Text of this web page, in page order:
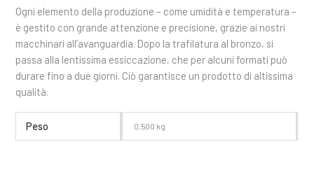
Ogni elemento della produzione – come umidità e temperatura –
è gestito con grande attenzione e precisione, grazie ai nostri
macchinari all’avanguardia. Dopo la trafilatura al bronzo, si
passa alla lentissima essiccazione, che per alcuni formati può
durare fino a due giorni. Ciò garantisce un prodotto di altissima
qualità.
Peso 0,500 kg